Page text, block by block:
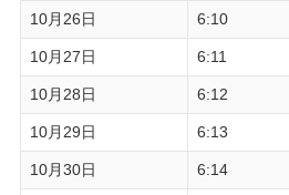
10月26日 6:10
10月27日 6:11
10月28日 6:12
10月29日 6:13
10月30日 6:14